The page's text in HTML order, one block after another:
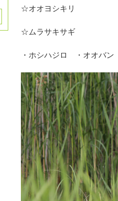
☆オオヨシキリ
☆ムラサキサギ
・ホシハジロ ・オオバ